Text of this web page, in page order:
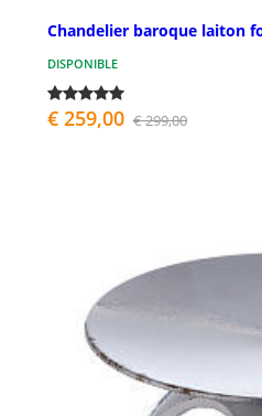
Chandelier baroque laiton
DISPONIBLE
€ 259,00 € 299,00